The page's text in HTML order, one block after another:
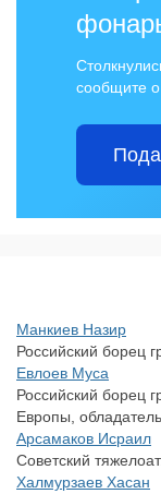
сообщите
Манкиев Назир
Российский борец
Евлоев Муса
Российский борец
Европы,
Арсамаков Исраил
Советский
Халмурзаев Хасан